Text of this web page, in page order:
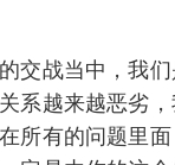
交战当中，我们
系越来越恶劣
所有的问题里